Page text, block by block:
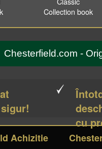
Collection book
Chesterfield.com -
cu
Achizitie